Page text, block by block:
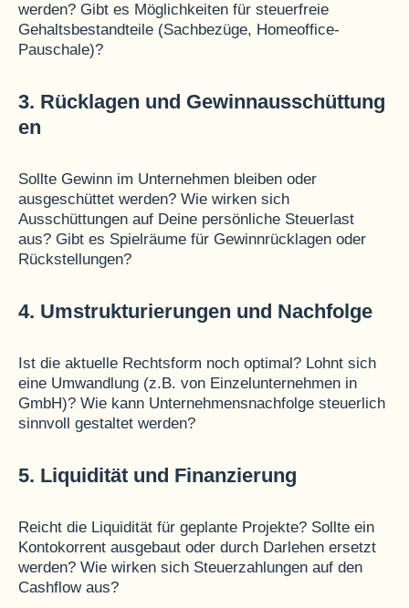
werden? Gibt es Möglichkeiten für steuerfreie
Gehaltsbestandteile (Sachbezüge, Homeoffice-
Pauschale)?
3. Rücklagen und Gewinnausschüttung
en
Sollte Gewinn im Unternehmen bleiben oder
ausgeschüttet werden? Wie wirken sich
Ausschüttungen auf Deine persönliche Steuerlast
aus? Gibt es Spielräume für Gewinnrücklagen oder
Rückstellungen?
4. Umstrukturierungen und Nachfolge
Ist die aktuelle Rechtsform noch optimal? Lohnt sich
eine Umwandlung (z.B. von Einzelunternehmen in
GmbH)? Wie kann Unternehmensnachfolge steuerlich
sinnvoll gestaltet werden?
5. Liquidität und Finanzierung
Reicht die Liquidität für geplante Projekte? Sollte ein
Kontokorrent ausgebaut oder durch Darlehen ersetzt
werden? Wie wirken sich Steuerzahlungen auf den
Cashflow aus?